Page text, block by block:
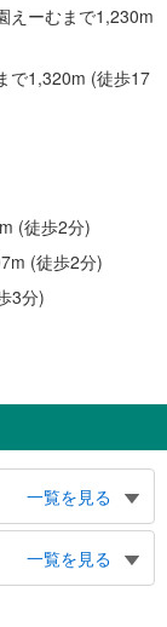
えーむまで1,230m
で1,320m (徒歩17
(徒歩2分)
(徒歩2分)
3分)
一覧を見る
一覧を見る